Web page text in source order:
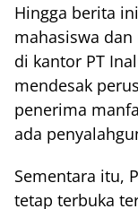
Hingga berita
mahasiswa
di kantor PT
mendesak
penerima
ada
Sementara itu,
tetap terbuka